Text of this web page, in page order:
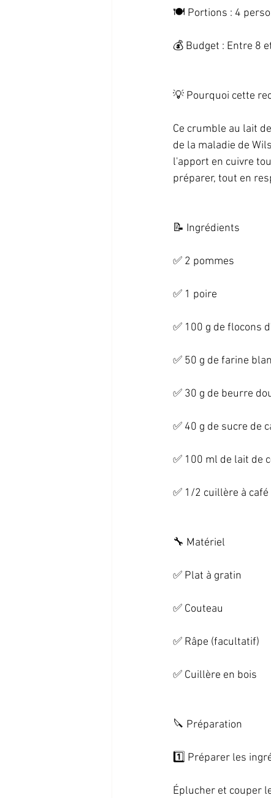
🍽️ Portions : 4
💰 Budget : Entre 8
💡 Pourquoi cette
Ce crumble au lait
de la maladie de
l'apport en cuivre
préparer, tout en
📝 Ingrédients
✅ 2 pommes
✅ 1 poire
✅ 100 g de flocons
✅ 50 g de farine
✅ 30 g de beurre
✅ 40 g de sucre de
✅ 100 ml de lait de
✅ 1/2 cuillère à
🔧 Matériel
✅ Plat à gratin
✅ Couteau
✅ Râpe (facultatif)
✅ Cuillère en bois
🔪 Préparation
1️⃣ Préparer les
Éplucher et couper